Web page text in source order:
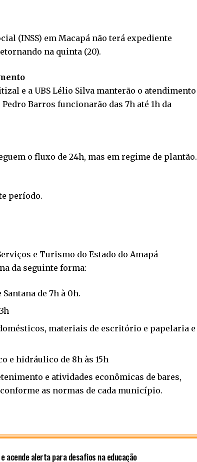
(INSS) em Macapá não terá expediente
na quinta (20).
e a UBS Lélio Silva manterão o atendimento
Barros funcionarão das 7h até 1h da
o fluxo de 24h, mas em regime de plantão.
período.
e Turismo do Estado do Amapá
da seguinte forma:
de 7h à 0h.
materiais de escritório e papelaria e
e hidráulico de 8h às 15h
e atividades econômicas de bares,
as normas de cada município.
acende alerta para desafios na educação